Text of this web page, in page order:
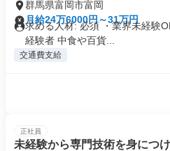
群馬県富岡市富岡
月給24万6000円～31万円
求める人材: 必須 ・業界未経験
経験者 中食や百貨...
交通費支給
正社員
未経験から専門技術を身につ